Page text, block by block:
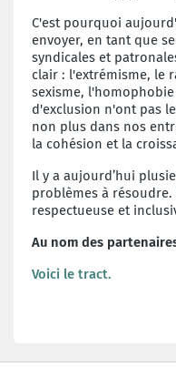
C'est pourquoi
envoyer, en tant que
syndicales et
clair : l'extrémisme, le
sexisme,
d'exclusion n'ont pas
non plus dans nos
la cohésion et la
Il y a aujourd’hui
problèmes à résoudre.
respectueuse et
Au nom des
Voici le tract.